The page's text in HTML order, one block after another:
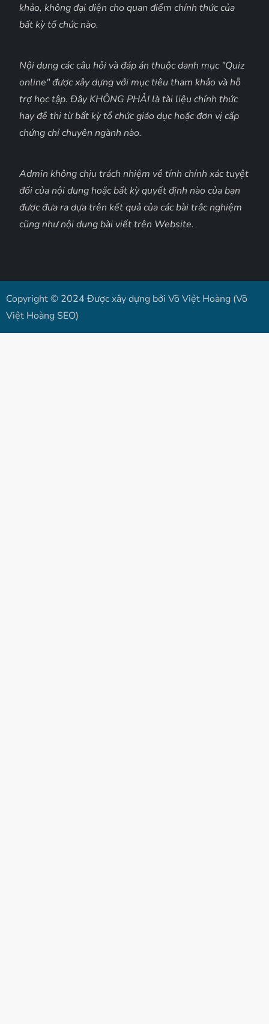
khảo, không đại diện cho quan điểm chính thức của
bất kỳ tổ chức nào.
Nội dung các câu hỏi và đáp án thuộc danh mục "Quiz
online" được xây dựng với mục tiêu tham khảo và hỗ
trợ học tập. Đây KHÔNG PHẢI là tài liệu chính thức
hay đề thi từ bất kỳ tổ chức giáo dục hoặc đơn vị cấp
chứng chỉ chuyên ngành nào.
Admin không chịu trách nhiệm về tính chính xác tuyệt
đối của nội dung hoặc bất kỳ quyết định nào của bạn
được đưa ra dựa trên kết quả của các bài trắc nghiệm
cũng như nội dung bài viết trên Website.
Copyright © 2024 Được xây dựng bởi Võ Việt Hoàng (Võ
Việt Hoàng SEO)